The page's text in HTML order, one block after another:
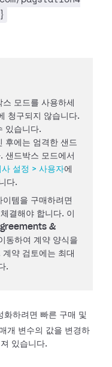
모드를 사용하세
청구되지 않습니다.
있습니다.
후에는 엄격한 샌드
샌드박스 모드에서
설정 > 사용자에
다.
템을 구매하려면
결해야 합니다. 이
&
동하여 계약 양식을
약 검토에는 최대
.
화하려면 빠른 구매 및
개 변수의 값을 변경하
있습니다.